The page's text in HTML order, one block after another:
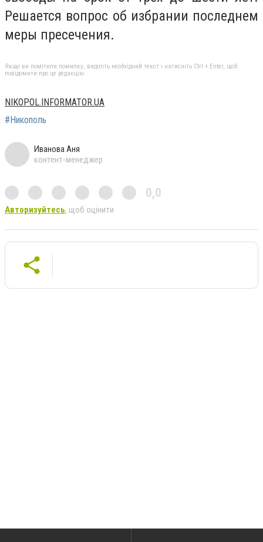
Решается вопрос об избрании последнем
меры пресечения.
Якщо ви помітили помилку, виділіть необхідний текст і натисніть Ctrl + Enter, щоб
повідомити про це редакцію
NIKOPOL.INFORMATOR.UA
#Никополь
Иванова Аня
контент-менеджер
0,0
Авторизуйтесь, щоб оцінити